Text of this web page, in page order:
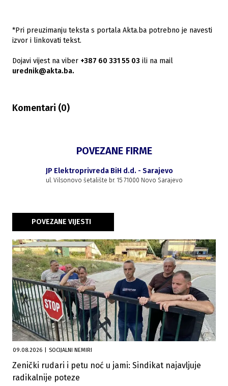
*Pri preuzimanju teksta s portala Akta.ba potrebno je navesti
izvor i linkovati tekst.
Dojavi vijest na viber +387 60 331 55 03 ili na mail
urednik@akta.ba.
Komentari (0)
POVEZANE FIRME
JP Elektroprivreda BiH d.d. - Sarajevo
ul. Vilsonovo šetalište br. 15 71000 Novo Sarajevo
POVEZANE VIJESTI
09.08.2026 SOCIJALNI NEMIRI
Zenički rudari i petu noć u jami: Sindikat najavljuje
radikalnije poteze